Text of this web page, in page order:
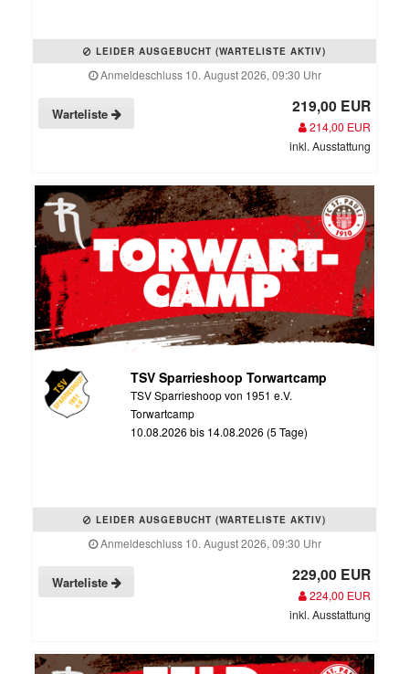
LEIDER AUSGEBUCHT (WARTELISTE AKTIV)
Anmeldeschluss 10. August 2026, 09:30 Uhr
Warteliste 219,00 EUR
214,00 EUR
inkl. Ausstattung
TSV Sparrieshoop Torwartcamp
TSV Sparrieshoop von 1951 e.V.
Torwartcamp
10.08.2026 bis 14.08.2026 (5 Tage)
LEIDER AUSGEBUCHT (WARTELISTE AKTIV)
Anmeldeschluss 10. August 2026, 09:30 Uhr
Warteliste 229,00 EUR
224,00 EUR
inkl. Ausstattung